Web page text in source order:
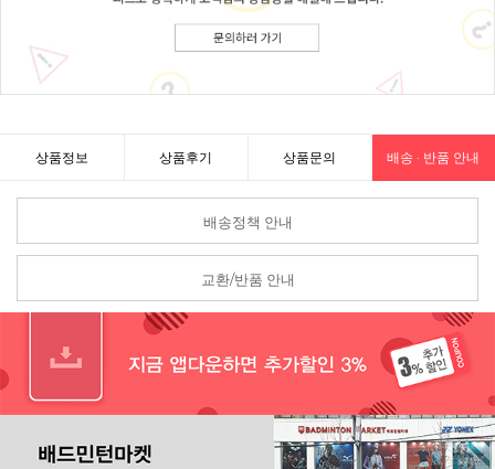
상품정보 상품후기 상품문의 배송 · 반품 안내
배송정책 안내
교환/반품 안내